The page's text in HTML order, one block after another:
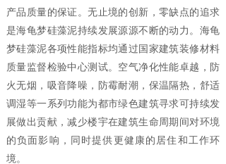
产品质量的保证。无止境的创新，零缺点的追求
是海龟梦硅藻泥持续发展源源不断的动力。海龟
梦硅藻泥各项性能指标均通过国家建筑装修材料
质量监督检验中心测试。空气净化性能卓越，防
火无烟，吸音降噪，防霉耐潮，保温隔热，舒适
调湿等一系列功能为都市绿色建筑寻求可持续发
展做出贡献，减少楼宇在建筑生命周期间对环境
的负面影响，同时提供更健康的居住和工作环
境。